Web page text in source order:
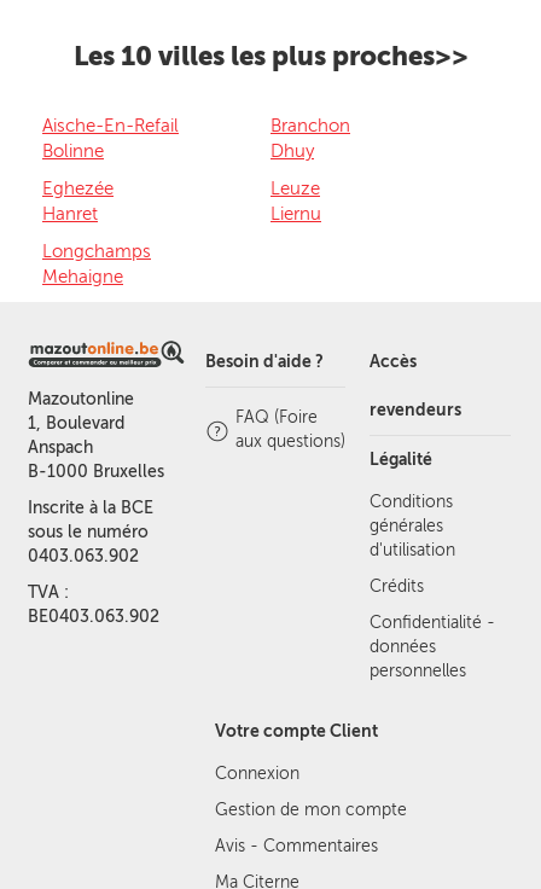
Les 10 villes les plus proches>>
Aische-En-Refail
Bolinne
Branchon
Dhuy
Eghezée
Hanret
Leuze
Liernu
Longchamps
Mehaigne
Mazoutonline
1, Boulevard
Anspach
B-1000 Bruxelles
Inscrite à la BCE
sous le numéro
0403.063.902
TVA :
BE0403.063.902
Besoin d'aide ?
FAQ (Foire
aux questions)
Accès
revendeurs
Légalité
Conditions
générales
d'utilisation
Crédits
Confidentialité -
données
personnelles
Votre compte Client
Connexion
Gestion de mon compte
Avis - Commentaires
Ma Citerne